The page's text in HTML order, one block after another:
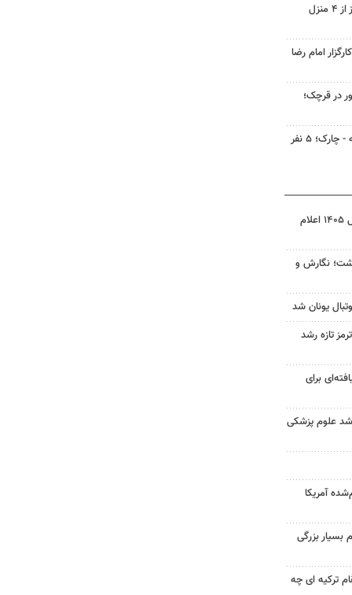
کشف ۲۸ دستگاه ماینر غیرمجاز از ۴ منزل
امام رضا
در قرچک؛
سانحه رانندگی در محور مغوئیه - چارک؛ ۵ نفر
نتیجه آزمون ورودی سمپاد سال ۱۴۰۵ اعلام
نگارش و
یونان شد
تازه رشد
برای
علوم پزشکی
آمریکا
بزرگی
ترکیه ای چه